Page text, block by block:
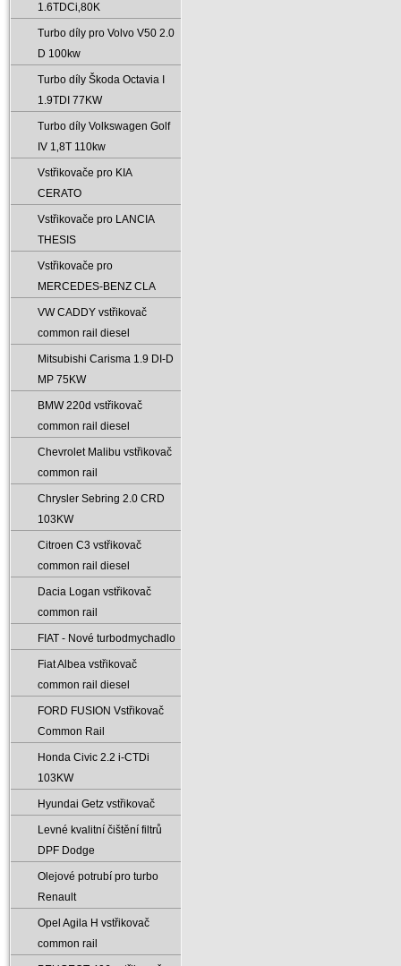
1.6TDCi‚80K
Turbo díly pro Volvo V50 2.0
D 100kw
Turbo díly Škoda Octavia I
1.9TDI 77KW
Turbo díly Volkswagen Golf
IV 1‚8T 110kw
Vstřikovače pro KIA
CERATO
Vstřikovače pro LANCIA
THESIS
Vstřikovače pro
MERCEDES-BENZ CLA
VW CADDY vstřikovač
common rail diesel
Mitsubishi Carisma 1.9 DI-D
MP 75KW
BMW 220d vstřikovač
common rail diesel
Chevrolet Malibu vstřikovač
common rail
Chrysler Sebring 2.0 CRD
103KW
Citroen C3 vstřikovač
common rail diesel
Dacia Logan vstřikovač
common rail
FIAT - Nové turbodmychadlo
Fiat Albea vstřikovač
common rail diesel
FORD FUSION Vstřikovač
Common Rail
Honda Civic 2.2 i-CTDi
103KW
Hyundai Getz vstřikovač
Levné kvalitní čištění filtrů
DPF Dodge
Olejové potrubí pro turbo
Renault
Opel Agila H vstřikovač
common rail